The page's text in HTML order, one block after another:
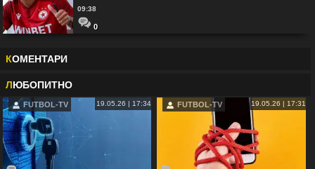
09:38
0
КОМЕНТАРИ
ЛЮБОПИТНО
FUTBOL-TV 19.05.26 | 17:34 FUTBOL-TV 19.05.26 | 17:31